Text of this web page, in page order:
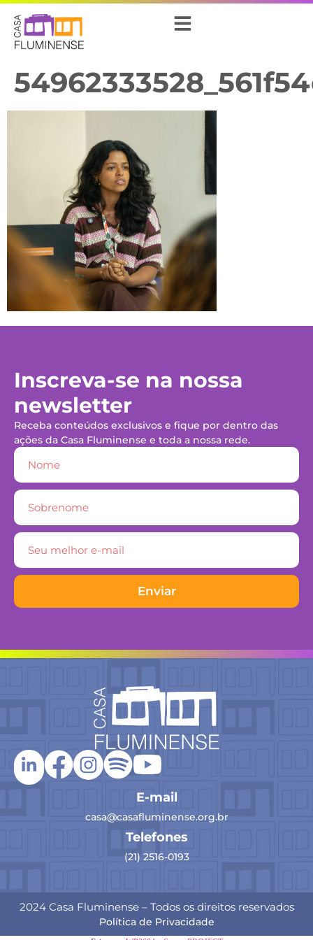
Inscreva-se na nossa
newsletter
Receba conteúdos exclusivos e fique por dentro das
ações da Casa Fluminense e toda a nossa rede.
Enviar
E-mail
casa@casafluminense.org.br
Telefones
(21) 2516-0193
2024 Casa Fluminense – Todos os direitos reservados
Política de Privacidade